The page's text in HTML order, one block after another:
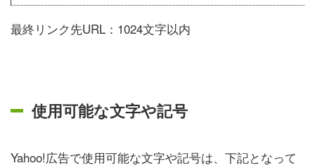
最終リンク先URL：1024文字以内
使用可能な文字や記号
Yahoo!広告で使用可能な文字や記号は、下記となって